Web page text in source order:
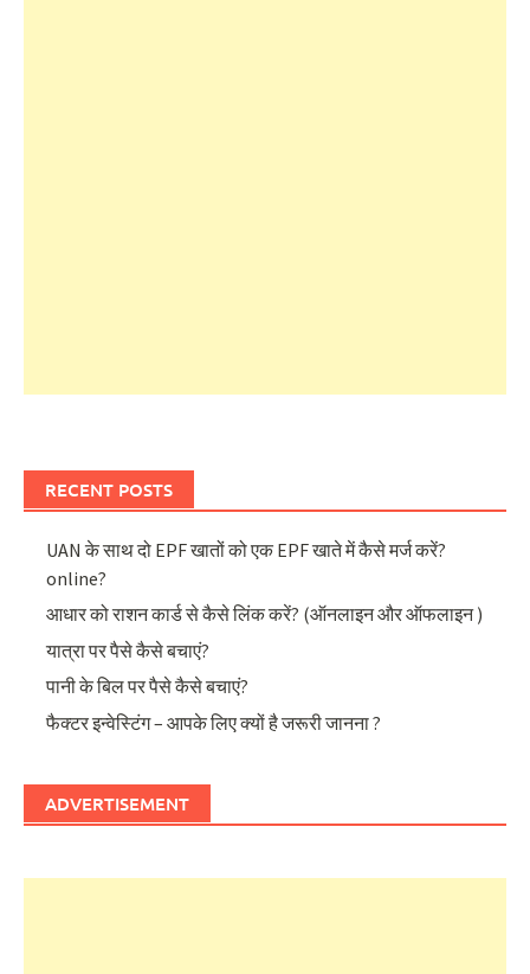
RECENT POSTS
UAN के साथ दो EPF खातों को एक EPF खाते में कैसे मर्ज करें?
online?
आधार को राशन कार्ड से कैसे लिंक करें? (ऑनलाइन और ऑफलाइन )
यात्रा पर पैसे कैसे बचाएं?
पानी के बिल पर पैसे कैसे बचाएं?
फैक्टर इन्वेस्टिंग – आपके लिए क्यों है जरूरी जानना ?
ADVERTISEMENT